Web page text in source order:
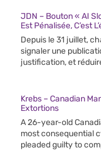
JDN – Bouton « AI
Est Pénalisée, C’est
Depuis le 31 juillet,
signaler une
justification, et
Krebs – Canadian
Extortions
A 26-year-old
most consequential
pleaded guilty to